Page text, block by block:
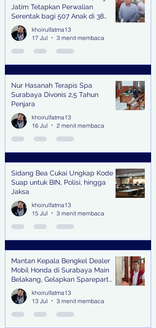
Jatim Tetapkan Perwalian
Serentak bagi 507 Anak di 38
Kabupaten & Kota
khoirulfatma13
17 Jul
3 menit membaca
Nur Hasanah Terapis Spa
Surabaya Divonis 2,5 Tahun
Penjara
khoirulfatma13
16 Jul
2 menit membaca
Sidang Bea Cukai Ungkap Kode
Suap untuk BIN, Polisi, hingga
Jaksa
khoirulfatma13
15 Jul
3 menit membaca
Mantan Kepala Bengkel Dealer
Mobil Honda di Surabaya Main
Belakang, Gelapkan Sparepart
Senilai Rp 1,9 Miliar
khoirulfatma13
13 Jul
3 menit membaca